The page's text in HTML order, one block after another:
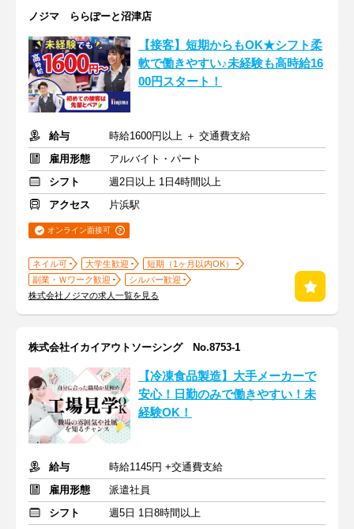
ノジマ ららぽーと沼津店
【接客】短期からもOK★シフト柔
軟で働きやすい♪未経験も高時給16
00円スタート！
給与
時給1600円以上 ＋ 交通費支給
雇用形態
アルバイト・パート
シフト
週2日以上 1日4時間以上
アクセス
片浜駅
オンライン面接可
ネイル可 大学生歓迎
短期（1ヶ月以内OK）
副業・Ｗワーク歓迎
シルバー歓迎
株式会社ノジマの求人一覧を見る
株式会社イカイアウトソーシング No.8753-1
【冷凍食品製造】大手メーカーで
安心！日勤のみで働きやすい！未
経験OK！
給与
時給1145円 +交通費支給
雇用形態
派遣社員
シフト
週5日 1日8時間以上